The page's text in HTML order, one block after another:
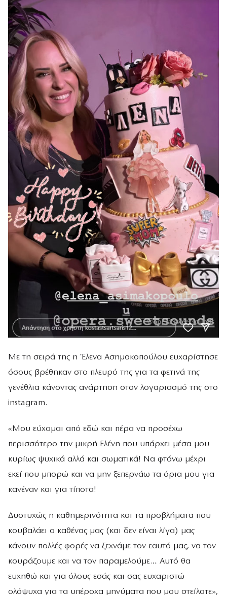
Με τη σειρά της η Έλενα Ασημακοπούλου ευχαρίστησε
όσους βρέθηκαν στο πλευρό της για τα φετινά της
γενέθλια κάνοντας ανάρτηση στον λογαριασμό της στο
instagram.
«Μου εύχομαι από εδώ και πέρα να προσέχω
περισσότερο την μικρή Ελένη που υπάρχει μέσα μου
κυρίως ψυχικά αλλά και σωματικά! Να φτάνω μέχρι
εκεί που μπορώ και να μην ξεπερνάω τα όρια μου για
κανέναν και για τίποτα!
Δυστυχώς η καθημερινότητα και τα προβλήματα που
κουβαλάει ο καθένας μας (και δεν είναι λίγα) μας
κάνουν πολλές φορές να ξεχνάμε τον εαυτό μας, να τον
κουράζουμε και να τον παραμελούμε… Αυτό θα
ευχηθώ και για όλους εσάς και σας ευχαριστώ
ολόψυχα για τα υπέροχα μηνύματα που μου στείλατε»,